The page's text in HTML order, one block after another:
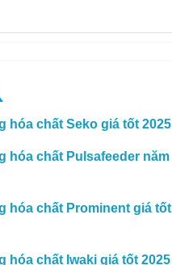
hóa chất Seko giá tốt 2025
hóa chất Pulsafeeder năm
hóa chất Prominent giá tốt
hóa chất Iwaki giá tốt 2025